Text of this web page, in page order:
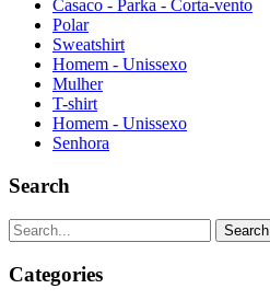
Casaco - Parka - Corta-vento
Polar
Sweatshirt
Homem - Unissexo
Mulher
T-shirt
Homem - Unissexo
Senhora
Search
Search
Categories